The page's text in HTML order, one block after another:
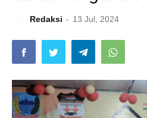
Redaksi 13 Jul, 2024